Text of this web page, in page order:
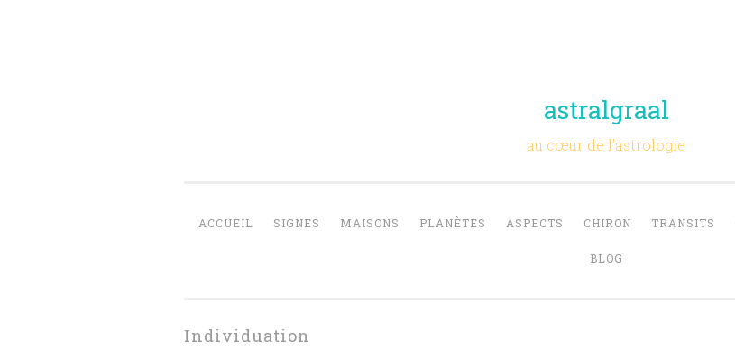
astralgraal
au cœur de l'astrologie
ACCUEIL SIGNES MAISONS PLANÈTES ASPECTS CHIRON TRANSITS
BLOG
Individuation